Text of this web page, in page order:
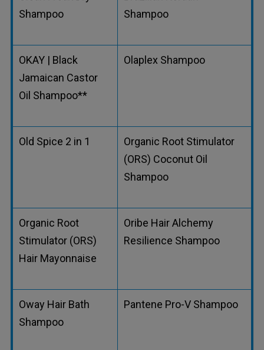
Shampoo
Shampoo
OKAY | Black
Jamaican Castor
Oil Shampoo**
Olaplex Shampoo
Old Spice 2 in 1
Organic Root Stimulator
(ORS) Coconut Oil
Shampoo
Organic Root
Stimulator (ORS)
Hair Mayonnaise
Oribe Hair Alchemy
Resilience Shampoo
Oway Hair Bath
Shampoo
Pantene Pro-V Shampoo